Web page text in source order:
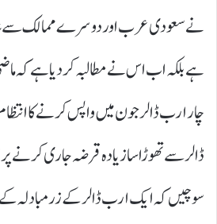
نے سعودی عرب اور دوسرے ممالک سے نہ
ہے بلکہ اب اس نے مطالبہ کر دیا ہے کہ
چار ارب ڈالر جون میں واپس کرنے کا
ڈالر سے تھوڑا سا زیادہ قرضہ جاری کرنے
سوچیں کہ ایک ارب ڈالر کے زرمبادلہ کے